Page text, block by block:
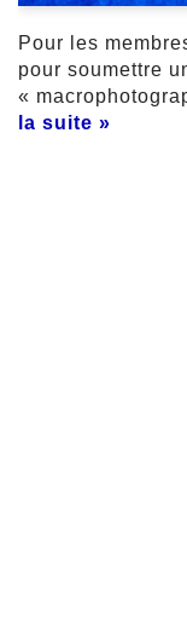
Pour les
pour soumettre
«
la suite »